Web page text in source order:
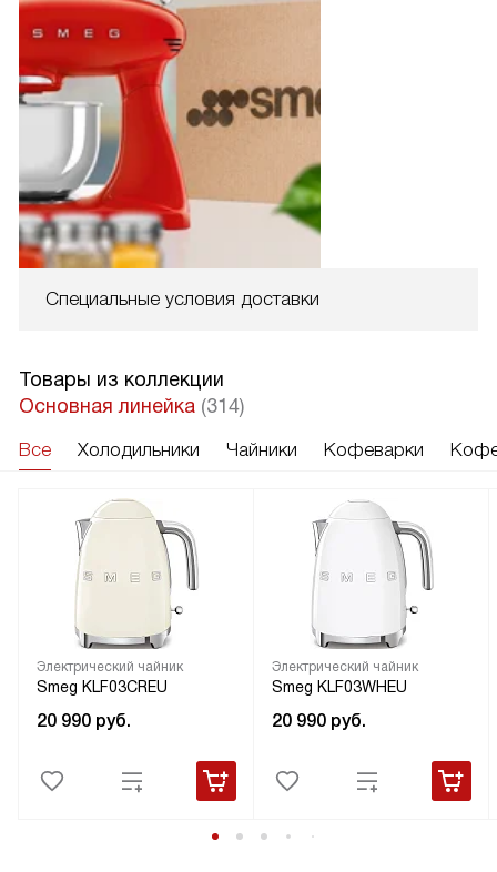
Специальные условия доставки
Товары из коллекции
Основная линейка (314)
Все Холодильники Чайники Кофеварки
Электрический чайник
Smeg KLF03CREU
20 990 руб.
Электрический чайник
Smeg KLF03WHEU
20 990 руб.